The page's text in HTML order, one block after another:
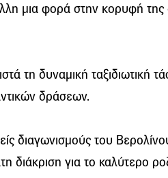
μια φορά στην κορυφή της
τη δυναμική ταξιδιωτική
δράσεων.
διαγωνισμούς του
διάκριση για το καλύτερο